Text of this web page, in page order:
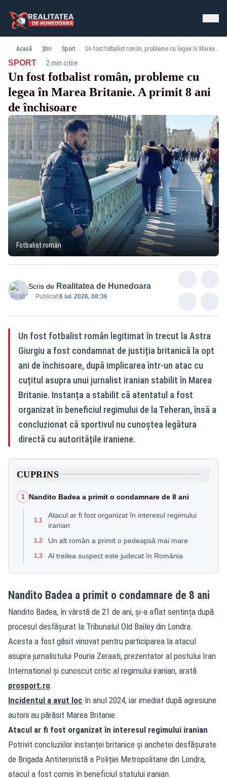
Acasă Știri Sport Un fost fotbalist român, probleme cu legea în Marea Britanie. A primit 8 ani de închisoare
SPORT· 2 min citire
Un fost fotbalist român, probleme cu
legea în Marea Britanie. A primit 8 ani
de închisoare
Fotbalist român
Scris de Realitatea de Hunedoara
Publicat:6 iul. 2026, 08:36
Un fost fotbalist român legitimat în trecut la Astra
Giurgiu a fost condamnat de justiția britanică la opt
ani de închisoare, după implicarea într-un atac cu
cuțitul asupra unui jurnalist iranian stabilit în Marea
Britanie. Instanța a stabilit că atentatul a fost
organizat în beneficiul regimului de la Teheran, însă a
concluzionat că sportivul nu cunoștea legătura
directă cu autoritățile iraniene.
CUPRINS
1 Nandito Badea a primit o condamnare de 8 ani
1.1
Atacul ar fi fost organizat în interesul regimului
iranian
1.2 Un alt român a primit o pedeapsă mai mare
1.3 Al treilea suspect este judecat în România
Nandito Badea a primit o condamnare de 8 ani
Nandito Badea, în vârstă de 21 de ani, și-a aflat sentința după
procesul desfășurat la Tribunalul Old Bailey din Londra.
Acesta a fost găsit vinovat pentru participarea la atacul
asupra jurnalistului Pouria Zeraati, prezentator al postului Iran
International și cunoscut critic al regimului iranian, arată
prosport.ro.
Incidentul a avut loc în anul 2024, iar imediat după agresiune
autorii au părăsit Marea Britanie.
Atacul ar fi fost organizat în interesul regimului iranian
Potrivit concluziilor instanței britanice și anchetei desfășurate
de Brigada Antiteroristă a Poliției Metropolitane din Londra,
atacul a fost comis în beneficiul statului iranian.